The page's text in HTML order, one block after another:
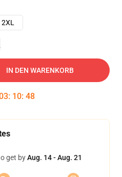
2XL
IN DEN WARENKORB
: 10: 47
get byAug. 14 - Aug. 21